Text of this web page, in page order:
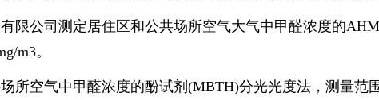
公司测定居住区和公共场所空气大气中甲醛浓度的
m3。
空气中甲醛浓度的酚试剂(MBTH)分光光度法，测量范围